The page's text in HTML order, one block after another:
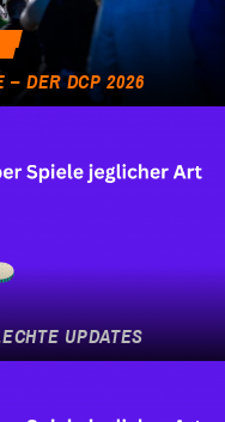
– DER DCP 2026
UPDATES